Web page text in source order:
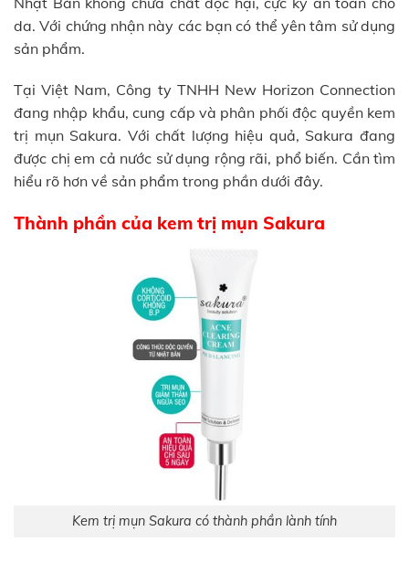
da. Với chứng nhận này các bạn có thể yên tâm sử dụng
sản phẩm.
Tại Việt Nam, Công ty TNHH New Horizon Connection
đang nhập khẩu, cung cấp và phân phối độc quyền kem
trị mụn Sakura. Với chất lượng hiệu quả, Sakura đang
được chị em cả nước sử dụng rộng rãi, phổ biến. Cần tìm
hiểu rõ hơn về sản phẩm trong phần dưới đây.
Thành phần của kem trị mụn Sakura
Kem trị mụn Sakura có thành phần lành tính